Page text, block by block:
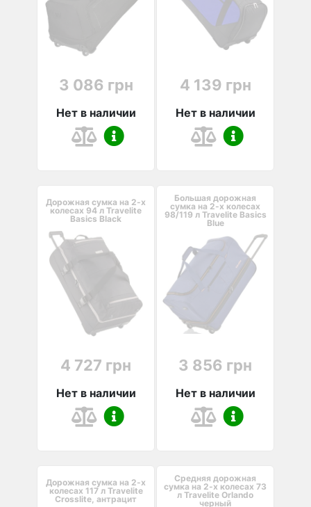
3 086 грн
Нет в наличии
4 139 грн
Нет в наличии
Дорожная сумка на 2-х
колесах 94 л Travelite
Basics Black
4 727 грн
Нет в наличии
Большая дорожная
сумка на 2-х колесах
98/119 л Travelite Basics
Blue
3 856 грн
Нет в наличии
Дорожная сумка на 2-х
колесах 117 л Travelite
Crosslite, антрацит
Средняя дорожная
сумка на 2-х колесах 73
л Travelite Orlando
черный